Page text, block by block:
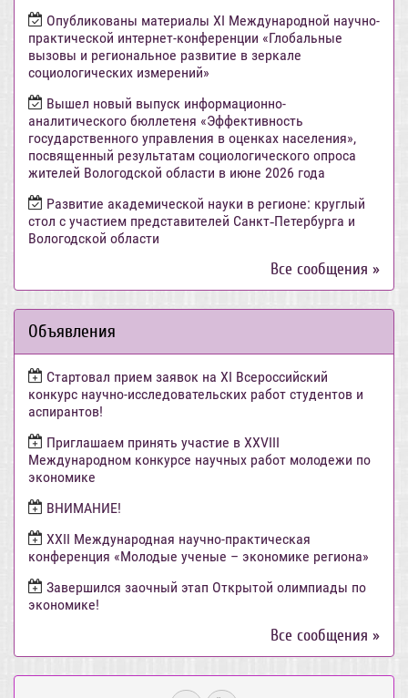
Опубликованы материалы XI Международной научно-
практической интернет-конференции «Глобальные
вызовы и региональное развитие в зеркале
социологических измерений»
Вышел новый выпуск информационно-
аналитического бюллетеня «Эффективность
государственного управления в оценках населения»,
посвященный результатам социологического опроса
жителей Вологодской области в июне 2026 года
Развитие академической науки в регионе: круглый
стол с участием представителей Санкт‑Петербурга и
Вологодской области
Все сообщения »
Объявления
Стартовал прием заявок на XI Всероссийский
конкурс научно-исследовательских работ студентов и
аспирантов!
Приглашаем принять участие в XXVIII
Международном конкурсе научных работ молодежи по
экономике
ВНИМАНИЕ!
ХХII Международная научно-практическая
конференция «Молодые ученые – экономике региона»
Завершился заочный этап Открытой олимпиады по
экономике!
Все сообщения »